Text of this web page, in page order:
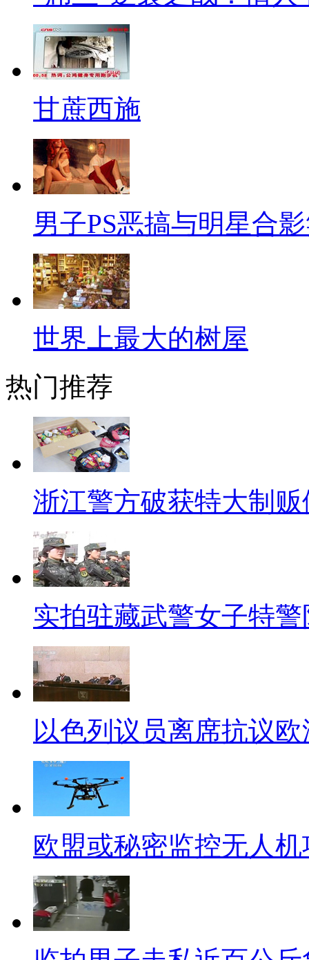
荷味的内裤棒棒糖，既显得别
还有僵尸丘比特，这个小家
当然，双人耳机也是不错的
仅可以创造属于两个人的世界
小弟弟保暖套也深受年轻前
实乃居家旅行、绅士必备、情
两个人在一起，当你含情默
给你！”要是对方是个女汉子，
是很冷场？不用怕了，有了这
前任刀架也是个不错的选择
向现任表示衷心，你别说，还
薰衣草小熊也是深受女孩子
为什么？问问女友大姨妈你就
【口播】情人节快来了，光
苦恼。刚才给大家推荐那么多
礼物了，要她猜，然后你就知
【呱呱来吐槽】
【解说】
我曾在四十度的高温下扬言
我被冻成狗，我才明白太美的
儿”、”时间都去哪儿了”，呱
拾秋裤吗？
【情人节黄历忌行房】
听说最近大家都在为情人节
而纠结。呱呱感到羡慕嫉妒恨
了。正月十五也就是情人节当
还纠结吗？乖乖在家吃元宵吧
偷吃禁果，呱呱只能说，后果
甘蔗西施
男子PS恶搞与明星合
世界上最大的树屋
热门推荐
浙江警方破获特大制
实拍驻藏武警女子特
以色列议员离席抗议
欧盟或秘密监控无人机